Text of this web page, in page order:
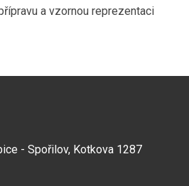
a vzornou reprezentaci
- Spořilov, Kotkova 1287